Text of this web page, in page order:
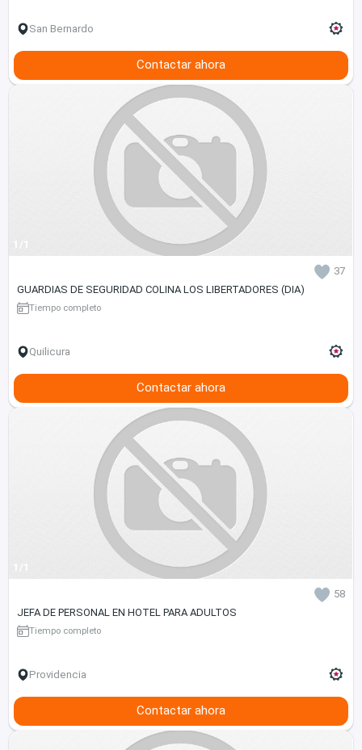
San Bernardo
Contactar ahora
1/1
37
GUARDIAS DE SEGURIDAD COLINA LOS LIBERTADORES (DIA)
Tiempo completo
Quilicura
Contactar ahora
1/1
58
JEFA DE PERSONAL EN HOTEL PARA ADULTOS
Tiempo completo
Providencia
Contactar ahora